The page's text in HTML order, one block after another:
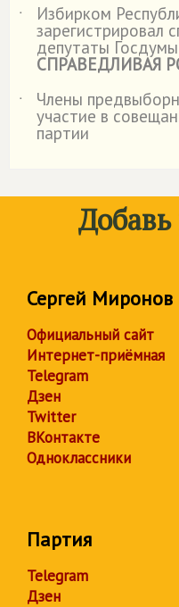
˙
Избирком
зарегистрировал
депутаты
СПРАВЕДЛИВАЯ
˙
Члены
участие в
партии
Добавь
Сергей Миронов
Официальный сайт
Интернет-приёмная
Telegram
Дзен
Twitter
ВКонтакте
Одноклассники
Партия
Telegram
Дзен